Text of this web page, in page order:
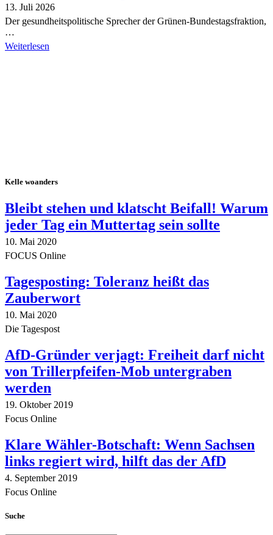
13. Juli 2026
Der gesundheitspolitische Sprecher der Grünen-Bundestagsfraktion,
…
Weiterlesen
Kelle woanders
Bleibt stehen und klatscht Beifall! Warum
jeder Tag ein Muttertag sein sollte
10. Mai 2020
FOCUS Online
Tagesposting: Toleranz heißt das
Zauberwort
10. Mai 2020
Die Tagespost
AfD-Gründer verjagt: Freiheit darf nicht
von Trillerpfeifen-Mob untergraben
werden
19. Oktober 2019
Focus Online
Klare Wähler-Botschaft: Wenn Sachsen
links regiert wird, hilft das der AfD
4. September 2019
Focus Online
Suche